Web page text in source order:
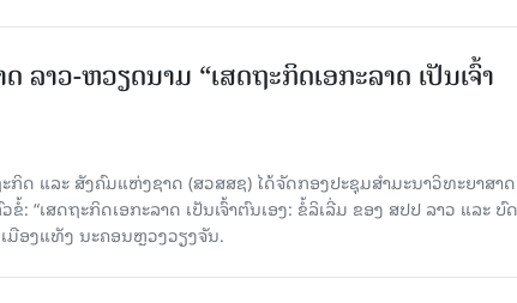
ລາວ-ຫວຽດນາມ “ເສດຖະກິດເອກະລາດ ເປັນເຈົ້າ
ກິດ ແລະ ສັງຄົມແຫ່ງຊາດ (ສວສສຊ) ໄດ້ຈັດກອງປະຊຸມສຳມະນາວິທະຍາສາດ
: “ເສດຖະກິດເອກະລາດ ເປັນເຈົ້າຕົນເອງ: ຂໍ້ລິເລີ່ມ ຂອງ ສປປ ລາວ ແລະ ບົ
ມືອງແທັງ ນະຄອນຫຼວງວຽງຈັນ.